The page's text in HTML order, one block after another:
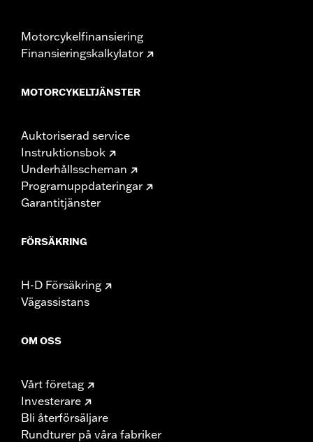
Motorcykelfinansiering
Finansieringskalkylator
MOTORCYKELTJÄNSTER
Auktoriserad service
Instruktionsbok
Underhållsscheman
Programuppdateringar
Garantitjänster
FÖRSÄKRING
H-D Försäkring
Vägassistans
OM OSS
Vårt företag
Investerare
Bli återförsäljare
Rundturer på våra fabriker